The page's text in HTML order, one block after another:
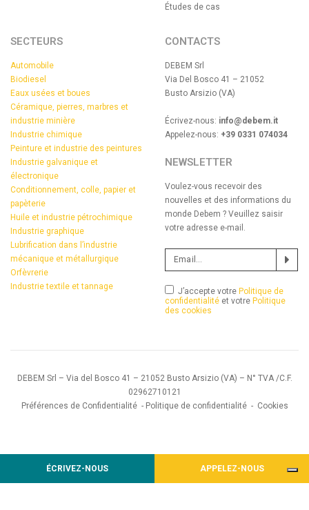
ÉCRIVEZ-NOUS APPELEZ-NOUS
Études de cas
SECTEURS
Automobile
Biodiesel
Eaux usées et boues
Céramique, pierres, marbres et
industrie minière
Industrie chimique
Peinture et industrie des peintures
Industrie galvanique et
électronique
Conditionnement, colle, papier et
papèterie
Huile et industrie pétrochimique
Industrie graphique
Lubrification dans l’industrie
mécanique et métallurgique
Orfèvrerie
Industrie textile et tannage
CONTACTS
DEBEM Srl
Via Del Bosco 41 – 21052
Busto Arsizio (VA)
Écrivez-nous: info@debem.it
Appelez-nous: +39 0331 074034
NEWSLETTER
Voulez-vous recevoir des
nouvelles et des informations du
monde Debem ? Veuillez saisir
votre adresse e-mail.
J’accepte votre Politique de
confidentialité et votre Politique
des cookies
DEBEM Srl – Via del Bosco 41 – 21052 Busto Arsizio (VA) – N° TVA /C.F.
02962710121
Préférences de Confidentialité - Politique de confidentialité - Cookies
Notification lors de la collecte